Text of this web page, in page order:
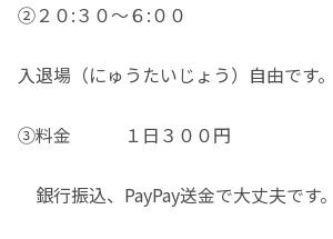
②２０:３０～６:００
入退場（にゅうたいじょう）自由です。
③料金 １日３００円
銀行振込、PayPay送金で大丈夫です。